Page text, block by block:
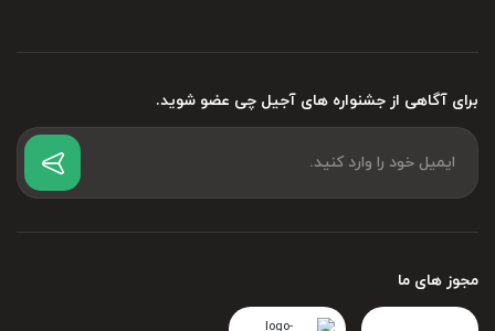
برای آگاهی از جشنواره های آجیل چی عضو شوید.
مجوز های ما